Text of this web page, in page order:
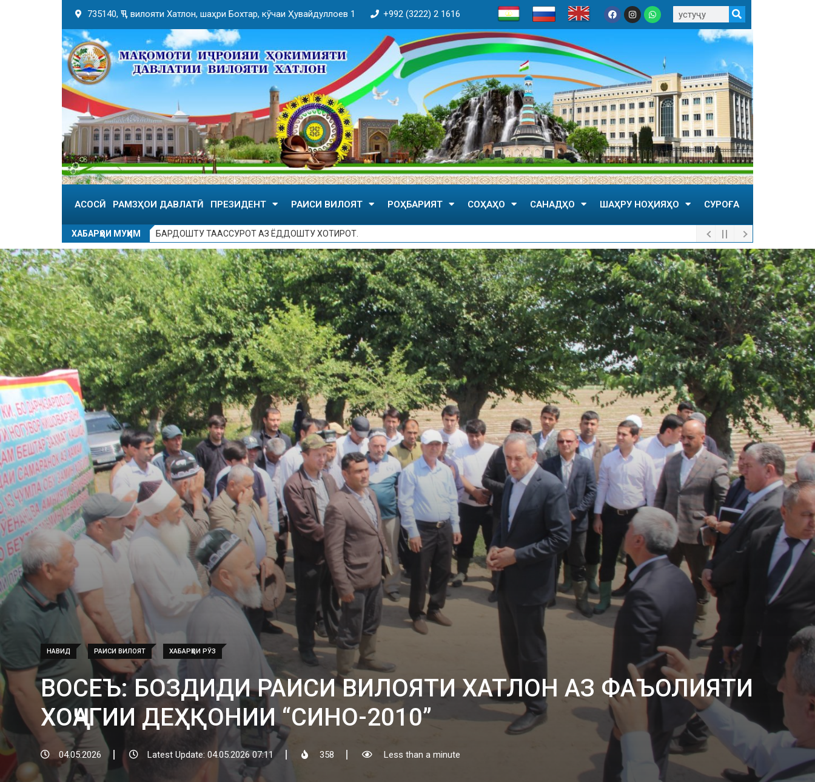
735140, ҶТ, вилояти Хатлон, шаҳри Бохтар, кӯчаи Ҳувайдуллоев 1 +992 (3222) 2 1616
АСОСӢ РАМЗҲОИ ДАВЛАТӢ ПРЕЗИДЕНТ РАИСИ ВИЛОЯТ РОҲБАРИЯТ СОҲАҲО САНАДҲО ШАҲРУ НОҲИЯҲО СУРОҒА
ХАБАРҲОИ МУҲИМ БАРДОШТУ ТААССУРОТ АЗ ЁДДОШТУ ХОТИРОТ.
НАВИД РАИСИ ВИЛОЯТ ХАБАРҲОИ РӮЗ
ВОСЕЪ: БОЗДИДИ РАИСИ ВИЛОЯТИ ХАТЛОН АЗ ФАЪОЛИЯТИ
ХОҶАГИИ ДЕҲҚОНИИ “СИНО-2010”
04.05.2026 Latest Update: 04.05.2026 07:11 358 Less than a minute